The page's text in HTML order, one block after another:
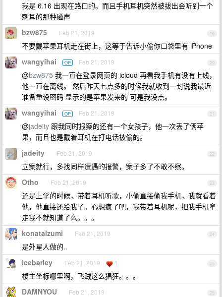
我是 6.16 出现在路口的。而且手机耳机突然被拔出会听到一个
刺耳的那种磁声
19
bzw875 Feb 21, 2019
不要戴苹果耳机走在街上，这等于告诉小偷你口袋里有 iPhone
20
wangyihai OP Feb 21, 2019
@bzw875 我一直在登录网页的 icloud 再看我手机有没有上线，
他一直在离线。 然后昨天七点多的时候我就收到一封说我最近
准备重设密码 显示的是苹果发来的 可是我没点。
21
wangyihai OP Feb 21, 2019
@jadeity 跟我同时报案的还有一个女孩子，他一次丢了俩苹
果，而且也是戴着耳机在打电话被偷的。
22
jadeity Feb 21, 2019
立案就行，多找同样遭遇的报警，案子多了不敢不察。
23
Otho Feb 21, 2019
还是上学的时候，带着耳机听歌，小偷直接偷我手机，我就看着
他，他直接还给我了。心想疯了吧，我带着耳机呢，把我手机拿
走我不就知道了么。。。
24
konatalzumi Feb 21, 2019
是外星人做的..
25
icebarley Feb 21, 2019 1
楼主坐标哪里啊，飞贼这么猖狂。。。
26
DAMNYOU Feb 21, 2019